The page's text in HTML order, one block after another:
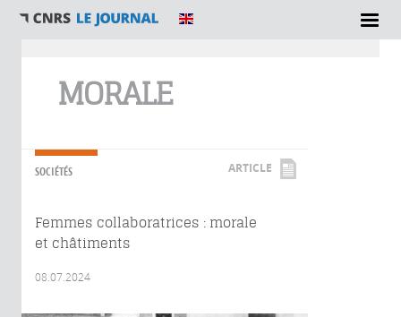
MORALE
SOCIÉTÉS ARTICLE
Femmes collaboratrices : morale
et châtiments
08.07.2024